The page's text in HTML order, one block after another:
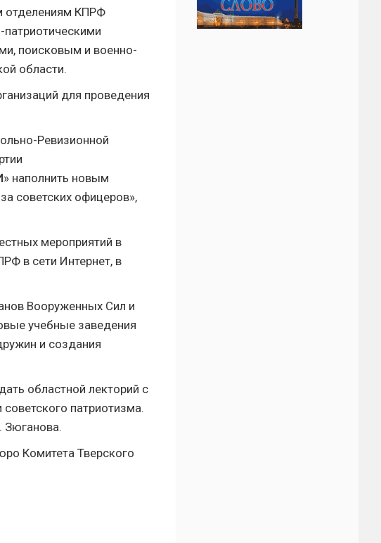
отделениям КПРФ
поисковым и военно-
области.
для проведения
Ревизионной
» наполнить новым
советских офицеров»,
мероприятий в
в сети Интернет, в
Вооруженных Сил и
учебные заведения
и создания
областной лекторий с
патриотизма.
Зюганова.
Комитета Тверского